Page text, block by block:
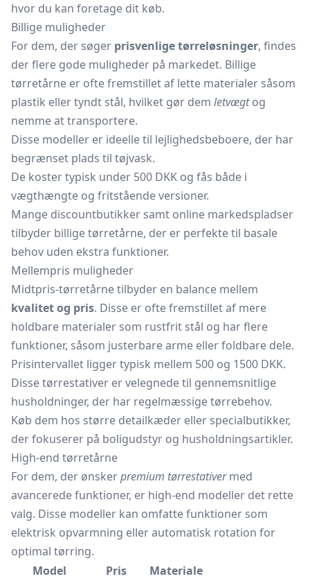
hvor du kan foretage dit køb.
Billige muligheder
For dem, der søger prisvenlige tørreløsninger, findes
der flere gode muligheder på markedet. Billige
tørretårne er ofte fremstillet af lette materialer såsom
plastik eller tyndt stål, hvilket gør dem letvægtog
nemme at transportere.
Disse modeller er ideelle til lejlighedsbeboere, der har
begrænset plads til tøjvask.
De koster typisk under 500 DKK og fås både i
vægthængte og fritstående versioner.
Mange discountbutikker samt online markedspladser
tilbyder billige tørretårne, der er perfekte til basale
behov uden ekstra funktioner.
Mellempris muligheder
Midtpris-tørretårne tilbyder en balance mellem
kvalitet og pris. Disse er ofte fremstillet af mere
holdbare materialer som rustfrit stål og har flere
funktioner, såsom justerbare arme eller foldbare dele.
Prisintervallet ligger typisk mellem 500 og 1500 DKK.
Disse tørrestativer er velegnede til gennemsnitlige
husholdninger, der har regelmæssige tørrebehov.
Køb dem hos større detailkæder eller specialbutikker,
der fokuserer på boligudstyr og husholdningsartikler.
High-end tørretårne
For dem, der ønskerpremium tørrestativermed
avancerede funktioner, er high-end modeller det rette
valg. Disse modeller kan omfatte funktioner som
elektrisk opvarmning eller automatisk rotation for
optimal tørring.
Model
Pris Materiale